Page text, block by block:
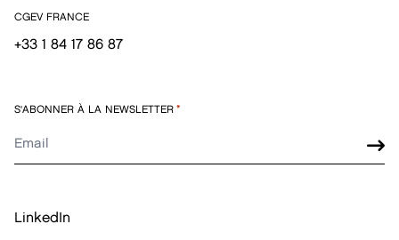
CGEV FRANCE
+33 1 84 17 86 87
S'ABONNER À LA NEWSLETTER *
LinkedIn